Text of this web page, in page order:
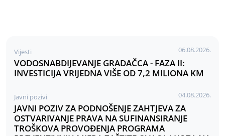
Vijesti 06.08.2026.
VODOSNABDIJEVANJE GRADAČCA - FAZA II:
INVESTICIJA VRIJEDNA VIŠE OD 7,2 MILIONA KM
Javni pozivi 04.08.2026.
JAVNI POZIV ZA PODNOŠENJE ZAHTJEVA ZA
OSTVARIVANJE PRAVA NA SUFINANSIRANJE
TROŠKOVA PROVOĐENJA PROGRAMA